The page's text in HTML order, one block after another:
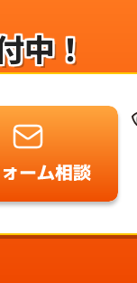
中！